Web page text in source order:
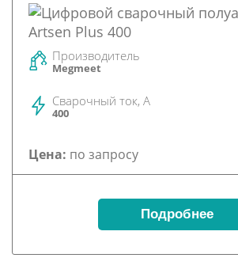
Производитель
Megmeet
Сварочный ток, А
400
Цена: по запросу
Подробнее